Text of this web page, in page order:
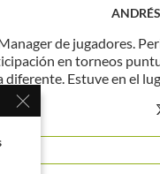
de jugadores.
en torneos
diferente. Estuve en el